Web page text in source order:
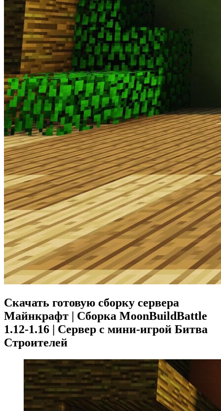
Скачать готовую сборку сервера
Майнкрафт | Сборка MoonBuildBattle
1.12-1.16 | Сервер с мини-игрой Битва
Строителей